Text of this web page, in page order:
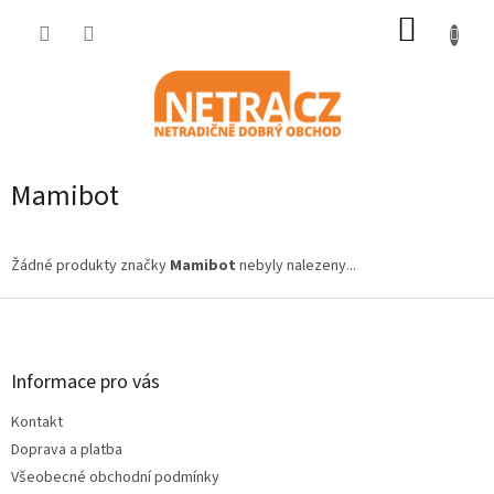
Mamibot
Žádné produkty značky Mamibot nebyly nalezeny...
Z
Informace pro vás
Kontakt
Doprava a platba
Všeobecné obchodní podmínky